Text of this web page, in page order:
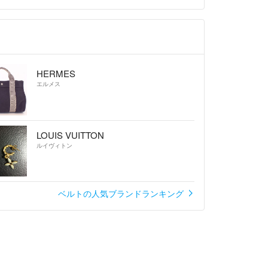
HERMES
エルメス
LOUIS VUITTON
ルイヴィトン
ベルトの人気ブランドランキング